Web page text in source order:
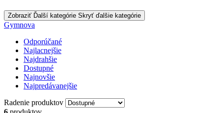
Zobraziť Ďalší kategórie Skryť ďalšie kategórie
Gymnova
Odporúčané
Najlacnejšie
Najdrahšie
Dostupné
Najnovšie
Najpredávanejšie
Radenie produktov